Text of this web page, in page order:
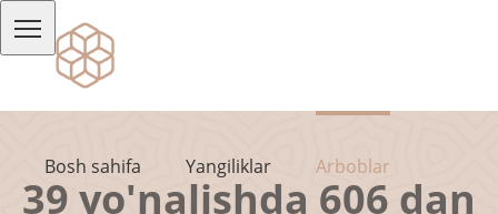
Bosh sahifa Yangiliklar Arboblar
39 yo'nalishda 606 dan